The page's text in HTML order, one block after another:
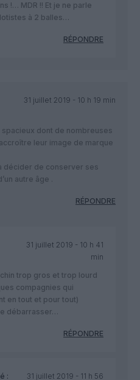
!… MDR !! Et je ne parle
à 2 balles…
RÉPONDRE
31 juillet 2019 - 10 h 19 min
spacieux dont de nombreuses
leur image de marque
décider de conserver ses
autre âge .
RÉPONDRE
31 juillet 2019 - 10 h 41
min
trop gros et trop lourd
compagnies qui
en tout et pour tout)
débarrasser…
RÉPONDRE
: 31 juillet 2019 - 11 h 56